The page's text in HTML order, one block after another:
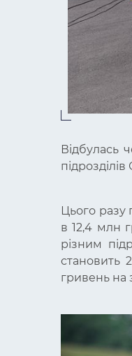
Відбулась
Цього разу
в 12,4 млн
різним
становить
гривень на